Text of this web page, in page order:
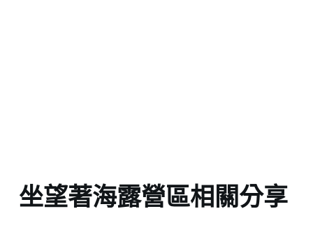
坐望著海露營區相關分享